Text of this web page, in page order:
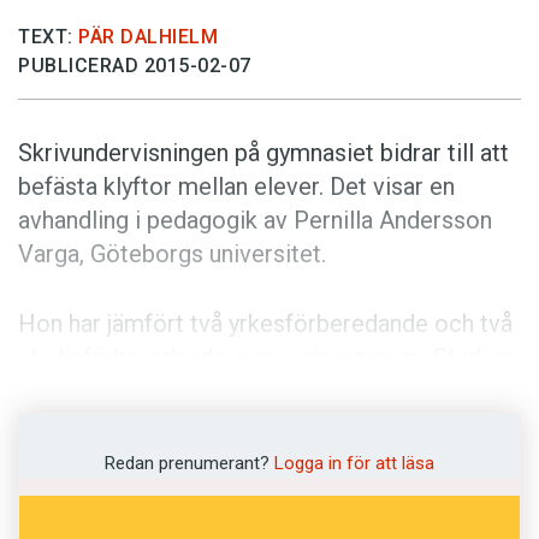
Föreslå nyord
Annonsera
Prenumerera
Läs Språktidningen digitalt
Press
TEXT: PÄR DALHIELM
PUBLICERAD 2015-02-07
Skrivundervisningen på gymnasiet bidrar till att
befästa klyftor mellan elever. Det visar en
avhandling i pedagogik av Pernilla Andersson
Varga, Göteborgs universitet.
Hon har jämfört två yrkesförberedande och två
programmen förväntas eleverna klara
skrivuppgifter som resulterar i både utredande
Redan prenumerant? Logga in för att läsa